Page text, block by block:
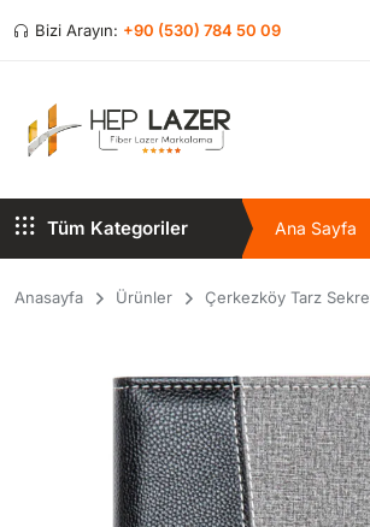
Bizi Arayın: +90 (530) 784 50 09
Tüm Kategoriler Ana Sayfa
Anasayfa Ürünler Çerkezköy Tarz